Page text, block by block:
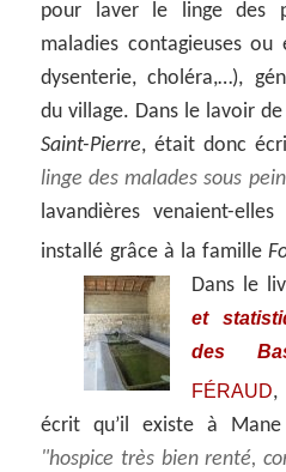
pour laver le linge des
maladies contagieuses ou
dysenterie, choléra,…),
du village. Dans le lavoir
Saint-Pierre, était donc
linge des malades sous
lavandières venaient-
installé grâce à la famille
Dans le
et
des
FÉRAUD,
écrit qu’il existe à
hospice très bien renté,